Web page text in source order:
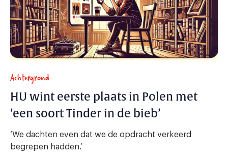
Achtergrond
HU wint eerste plaats in Polen met
‘een soort Tinder in de bieb’
‘We dachten even dat we de opdracht verkeerd
begrepen hadden.’